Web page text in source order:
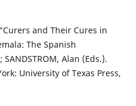
and Their Cures in
The Spanish
Alan (Eds.).
University of Texas Press,